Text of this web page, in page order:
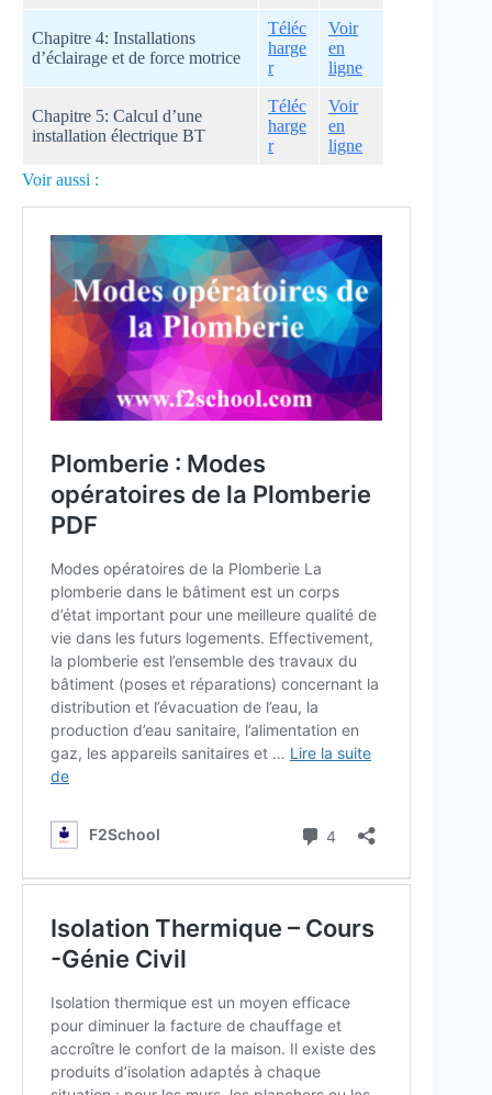
Chapitre 4: Installations
d’éclairage et de force motrice
Téléc
harge
r
Voir
en
ligne
Chapitre 5: Calcul d’une
installation électrique BT
Téléc
harge
r
Voir
en
ligne
Voir aussi :